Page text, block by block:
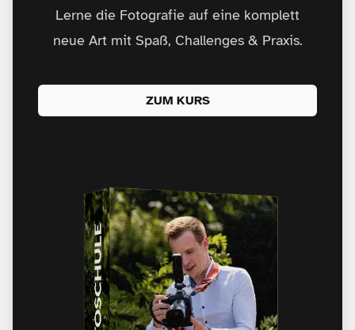
Lerne die Fotografie auf eine komplett
neue Art mit Spaß, Challenges & Praxis.
ZUM KURS